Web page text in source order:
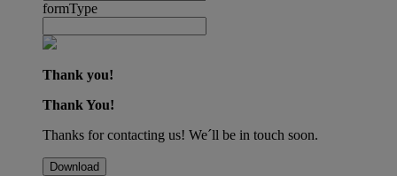
formType
Thank you!
Thank You!
Thanks for contacting us! We´ll be in touch soon.
Download